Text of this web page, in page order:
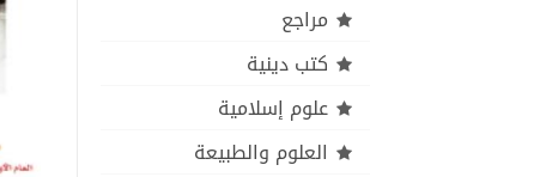
مراجع
كتب دينية
علوم إسلامية
العلوم والطبيعة